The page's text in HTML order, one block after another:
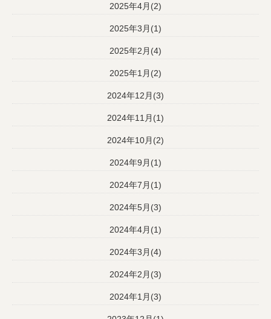
2025年4月(2)
2025年3月(1)
2025年2月(4)
2025年1月(2)
2024年12月(3)
2024年11月(1)
2024年10月(2)
2024年9月(1)
2024年7月(1)
2024年5月(3)
2024年4月(1)
2024年3月(4)
2024年2月(3)
2024年1月(3)